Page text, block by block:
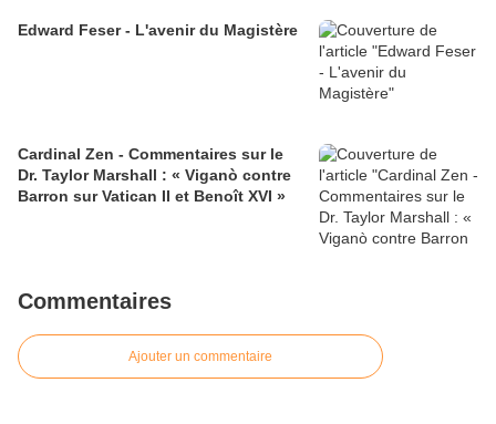
Edward Feser - L'avenir du Magistère
Cardinal Zen - Commentaires sur le
Dr. Taylor Marshall : « Viganò contre
Barron sur Vatican II et Benoît XVI »
Commentaires
Ajouter un commentaire